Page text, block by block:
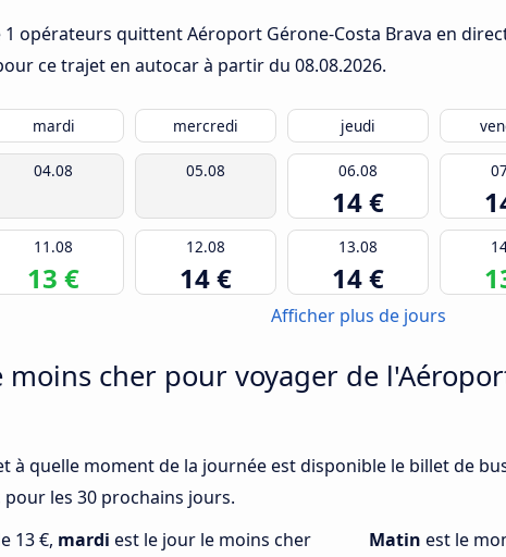
1 opérateurs quittent Aéroport Gérone-Costa Brava en
ce trajet en autocar à partir du 08.08.2026.
mardi mercredi jeudi
04.08 05.08 06.08
14 €
11.08
13 €
12.08
14 €
13.08
14 €
Afficher plus de jours
cher pour voyager de
à quelle moment de la journée est disponible le billet de
pour les 30 prochains jours.
13 €, mardi est le jour le moins cher Matin est le